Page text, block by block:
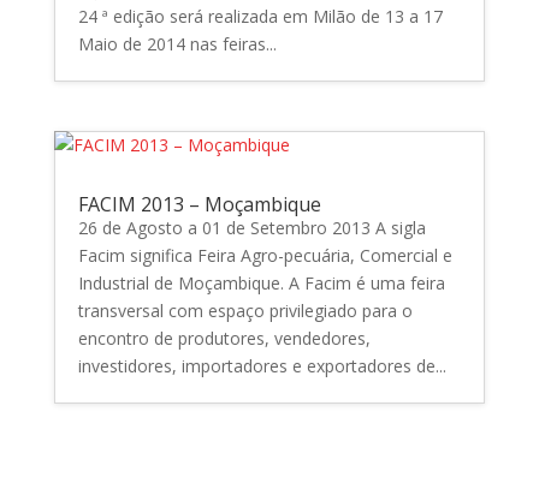
24 ª edição será realizada em Milão de 13 a 17
Maio de 2014 nas feiras...
FACIM 2013 – Moçambique
26 de Agosto a 01 de Setembro 2013 A sigla
Facim significa Feira Agro-pecuária, Comercial e
Industrial de Moçambique. A Facim é uma feira
transversal com espaço privilegiado para o
encontro de produtores, vendedores,
investidores, importadores e exportadores de...